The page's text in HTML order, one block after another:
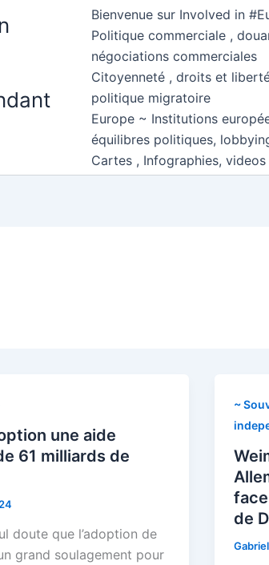
Bienvenue sur Involved in
Politique commerciale ,
négociations commerciales
Citoyenneté , droits et
politique migratoire
Europe ~ Institutions
équilibres politiques,
Cartes , Infographies, videos
une aide
61 milliards de
doute que l’adoption de
grand soulagement pour
~
de
Gabriel